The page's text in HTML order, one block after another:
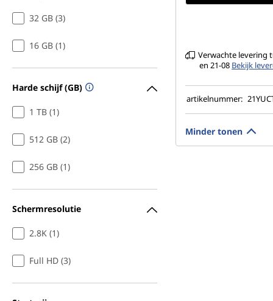
32 GB (3)
16 GB (1)
Harde schijf (GB)
1 TB (1)
512 GB (2)
256 GB (1)
Schermresolutie
2.8K (1)
Full HD (3)
Verwachte levering
en 21-08 Bekijk
artikelnummer:
Minder tonen